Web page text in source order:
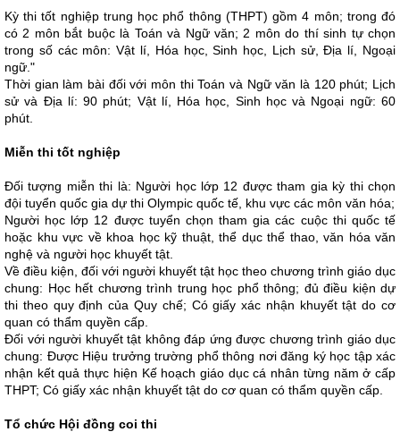
Kỳ thi tốt nghiệp trung học phổ thông (THPT) gồm 4 môn; trong đó
có 2 môn bắt buộc là Toán và Ngữ văn; 2 môn do thí sinh tự chọn
trong số các môn: Vật lí, Hóa học, Sinh học, Lịch sử, Địa lí, Ngoại
ngữ."
Thời gian làm bài đối với môn thi Toán và Ngữ văn là 120 phút; Lịch
sử và Địa lí: 90 phút; Vật lí, Hóa học, Sinh học và Ngoại ngữ: 60
phút.
Miễn thi tốt nghiệp
Đối tượng miễn thi là: Người học lớp 12 được tham gia kỳ thi chọn
đội tuyển quốc gia dự thi Olympic quốc tế, khu vực các môn văn hóa;
Người học lớp 12 được tuyển chọn tham gia các cuộc thi quốc tế
hoặc khu vực về khoa học kỹ thuật, thể dục thể thao, văn hóa văn
nghệ và người học khuyết tật.
Về điều kiện, đối với người khuyết tật học theo chương trình giáo dục
chung: Học hết chương trình trung học phổ thông; đủ điều kiện dự
thi theo quy định của Quy chế; Có giấy xác nhận khuyết tật do cơ
quan có thẩm quyền cấp.
Đối với người khuyết tật không đáp ứng được chương trình giáo dục
chung: Được Hiệu trưởng trường phổ thông nơi đăng ký học tập xác
nhận kết quả thực hiện Kế hoạch giáo dục cá nhân từng năm ở cấp
THPT; Có giấy xác nhận khuyết tật do cơ quan có thẩm quyền cấp.
Tổ chức Hội đồng coi thi